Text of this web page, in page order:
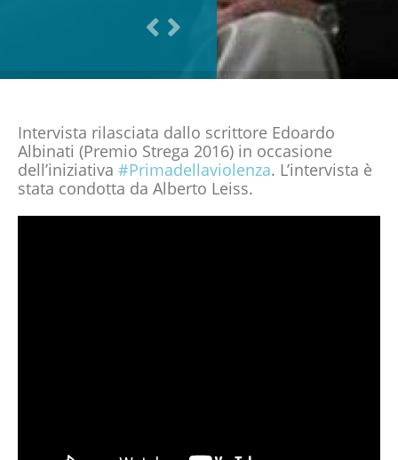
Intervista rilasciata dallo scrittore Edoardo
Albinati (Premio Strega 2016) in occasione
dell’iniziativa #Primadellaviolenza. L’intervista è
stata condotta da Alberto Leiss.